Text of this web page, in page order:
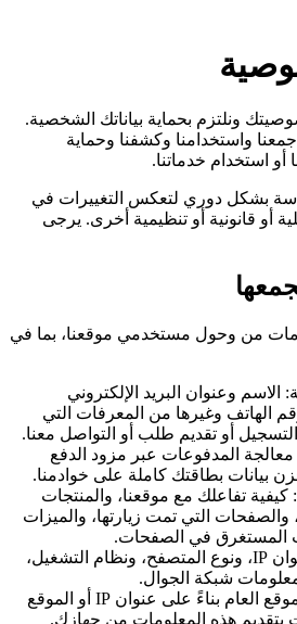
ونلتزم بحماية بياناتك الشخصية.
واستخدامنا وكشفنا وحماية
أو استخدام خدماتنا.
بشكل دوري لتعكس التغييرات في
أو قانونية أو تنظيمية أخرى. يرجى
من وحول مستخدمي موقعنا، بما في
وعنوان البريد الإلكتروني
الهاتف وغيرها من المعرفات التي
أو تقديم طلب أو التواصل معنا.
المدفوعات عبر مزود الدفع
تفاعلك مع موقعنا، والمنتجات
والصفحات التي تمت زيارتها، والميزات
المستغرق في الصفحات.
معلومات الجهاز: عنوان IP، ونوع المتصفح، ونظام التشغيل،
شبكة الجوال.
معلومات الموقع: الموقع العام بناءً على عنوان IP أو الموقع
بتقديم هذه المعلومات من جهازك.